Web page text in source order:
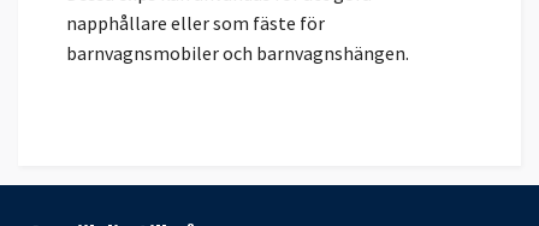
napphållare eller som fäste för
barnvagnsmobiler och barnvagnshängen.